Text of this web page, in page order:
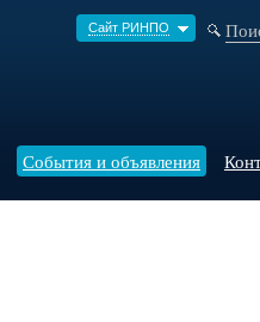
Сайт РИНПО
События и объявления